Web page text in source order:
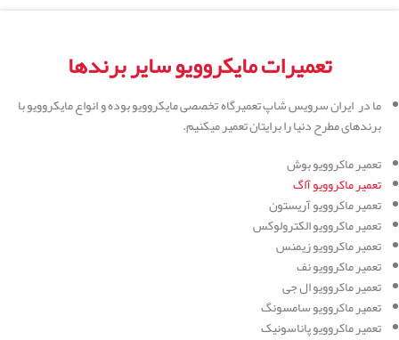
تعمیرات مایکروویو سایر برندها
ما در ایران سرویس شاپ تعمیرگاه تخصصی مایکروویو بوده و انواع مایکروویو با
برندهای مطرح دنیا را برایتان تعمیر میکنیم.
تعمیر ماکروویو بوش
تعمیر ماکروویو آاگ
تعمیر ماکروویو آریستون
تعمیر ماکروویو الکترولوکس
تعمیر ماکروویو زیمنس
تعمیر ماکروویو نف
تعمیر ماکروویو ال جی
تعمیر ماکروویو سامسونگ
تعمیر ماکروویو پاناسونیک